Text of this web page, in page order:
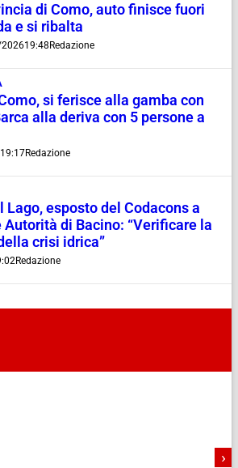
di Como, auto finisce fuori
e si ribalta
19:48 Redazione
si ferisce alla gamba con
alla deriva con 5 persone a
19:17Redazione
Lago, esposto del Codacons a
Autorità di Bacino: “Verificare la
crisi idrica”
Redazione
›